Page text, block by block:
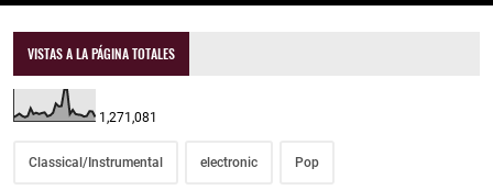
VISTAS A LA PÁGINA TOTALES
1,271,081
Classical/Instrumental electronic Pop